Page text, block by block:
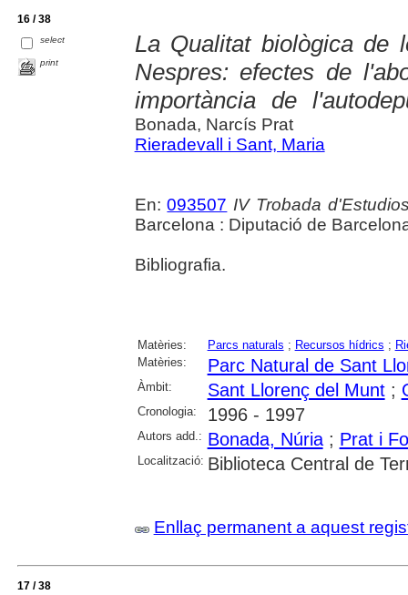
16 / 38
select
print
La Qualitat biològica
Nespres: efectes de
importància de
Bonada, Narcís Prat
Rieradevall i Sant, Maria
En:093507 IV Trobada
Barcelona : Diputació de
Bibliografia.
Matèries: Parcs naturals ; Recursos hídrics ;
Matèries:
Parc Natural de Sant
Àmbit: Sant Llorenç del Munt;
Cronologia: 1996 - 1997
Autors add.: Bonada, Núria; Prat i
Localització: Biblioteca Central de
Enllaç permanent a aquest
17 / 38